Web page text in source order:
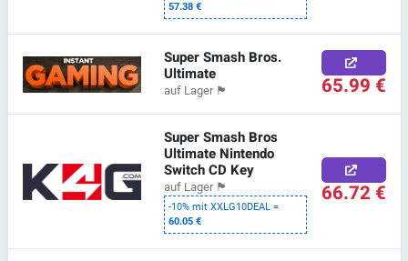
57.38 €
Super Smash Bros.
Ultimate
auf Lager 🏴 65.99 €
Super Smash Bros
Ultimate Nintendo
Switch CD Key
auf Lager 🏴
-10% mit XXLG10DEAL =
60.05 €
66.72 €